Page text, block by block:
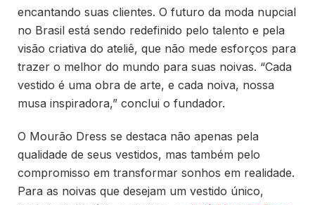
encantando suas clientes. O futuro da moda nupcial
no Brasil está sendo redefinido pelo talento e pela
visão criativa do ateliê, que não mede esforços para
trazer o melhor do mundo para suas noivas. “Cada
vestido é uma obra de arte, e cada noiva, nossa
musa inspiradora,” conclui o fundador.
O Mourão Dress se destaca não apenas pela
qualidade de seus vestidos, mas também pelo
compromisso em transformar sonhos em realidade.
Para as noivas que desejam um vestido único,